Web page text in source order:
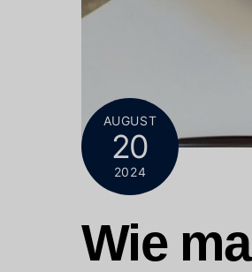
AUGUST
20
2024
Wie